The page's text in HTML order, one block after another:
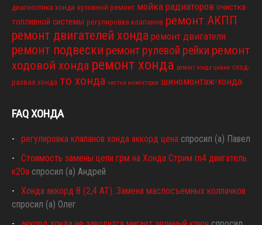
диагностика хонда кузовной ремонт мойка радиаторов очистка
топливной системы регулировка клапанов ремонт АКПП
ремонт двигателей хонда ремонт двигателя
ремонт подвески ремонт рулевой рейки ремонт
ходовой хонда ремонт хонда ремонт хонда цивик сход-
развал хонда то хонда чистка инжекторов шиномонтаж-хонда
FAQ ХОНДА
регулировка клапанов хонда аккорд цена спросил (а) Павел
Стоимость замены цепи грм на Хонда Стрим rn4 двигатель
к20а спросил (а) Андрей
Хонда аккорд 8 (2,4 АТ). Замена маслосъемных колпачков
спросил (а) Олег